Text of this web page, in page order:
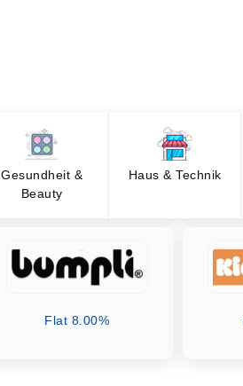
Gesundheit &
Beauty
Haus & Technik
Flat 8.00%